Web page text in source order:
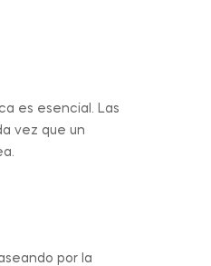
es esencial. Las
vez que un
por la